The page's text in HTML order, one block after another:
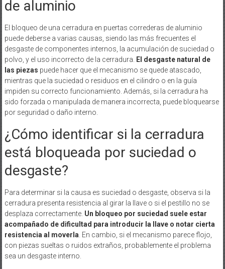
de aluminio
El bloqueo de una cerradura en puertas correderas de aluminio
puede deberse a varias causas, siendo las más frecuentes el
desgaste de componentes internos, la acumulación de suciedad o
polvo, y el uso incorrecto de la cerradura. El desgaste natural de
las piezas puede hacer que el mecanismo se quede atascado,
mientras que la suciedad o residuos en el cilindro o en la guía
impiden su correcto funcionamiento. Además, si la cerradura ha
sido forzada o manipulada de manera incorrecta, puede bloquearse
por seguridad o daño interno.
¿Cómo identificar si la cerradura
está bloqueada por suciedad o
desgaste?
Para determinar si la causa es suciedad o desgaste, observa si la
cerradura presenta resistencia al girar la llave o si el pestillo no se
desplaza correctamente. Un bloqueo por suciedad suele estar
acompañado de dificultad para introducir la llave o notar cierta
resistencia al moverla. En cambio, si el mecanismo parece flojo,
con piezas sueltas o ruidos extraños, probablemente el problema
sea un desgaste interno.